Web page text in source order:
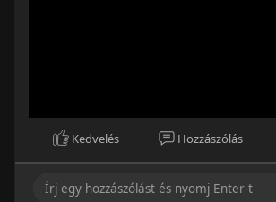
Kedvelés Hozzászólás